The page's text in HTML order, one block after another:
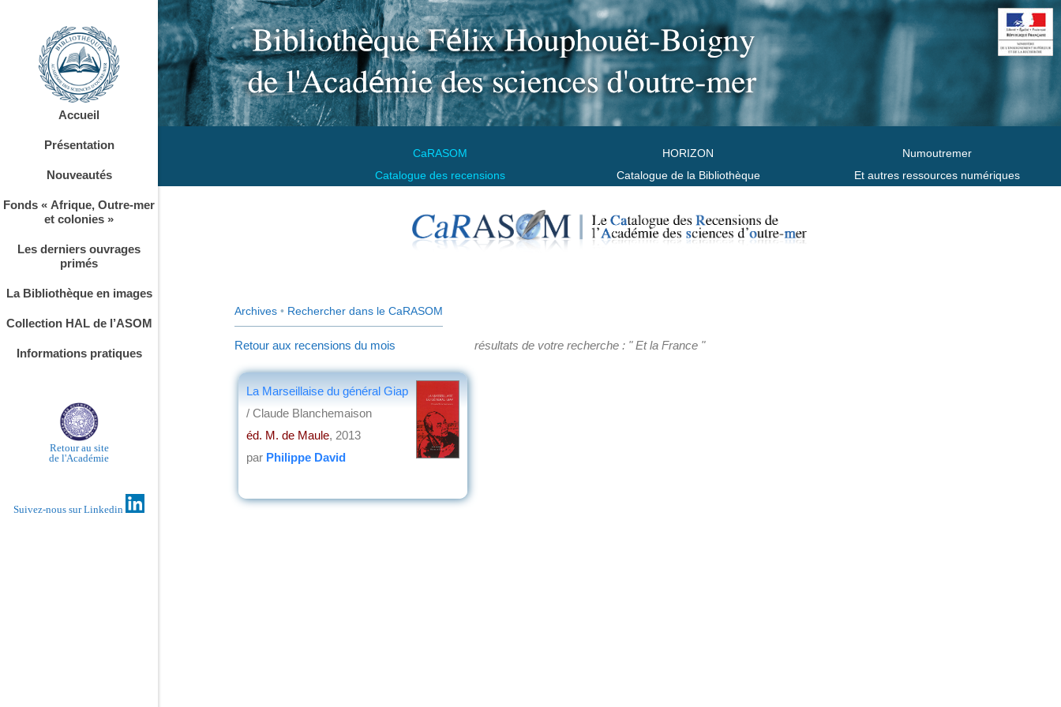
CaRASOM
Catalogue des recensions
HORIZON
Catalogue de la Bibliothèque
Numoutremer
Et autres ressources numériques
Accueil
Présentation
Nouveautés
Fonds « Afrique, Outre-mer
et colonies »
Les derniers ouvrages
primés
La Bibliothèque en images
Collection HAL de l’ASOM
Informations pratiques
Retour au site
de l'Académie
Suivez-nous sur Linkedin
Archives • Rechercher dans le CaRASOM
Retour aux recensions du mois résultats de votre recherche : " Et la France "
La Marseillaise du général Giap
/ Claude Blanchemaison
éd. M. de Maule, 2013
par Philippe David